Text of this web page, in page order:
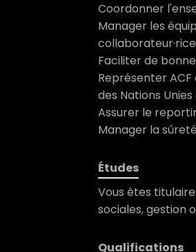
Coordonner
Manager les
Faciliter de
Représenter
des Nations
Assurer le
Manager la
Études
Vous êtes
sociales, gestion
Qualifications